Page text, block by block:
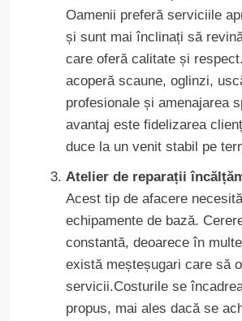
Oamenii preferă serviciile
și sunt mai înclinați să
care oferă calitate și
acoperă scaune, oglinzi,
profesionale și amenajarea
avantaj este fidelizarea
duce la un venit stabil pe
Atelier de reparații
Acest tip de afacere
echipamente de bază.
constantă, deoarece în
există meșteșugari care să
servicii.Costurile se
propus, mai ales dacă se